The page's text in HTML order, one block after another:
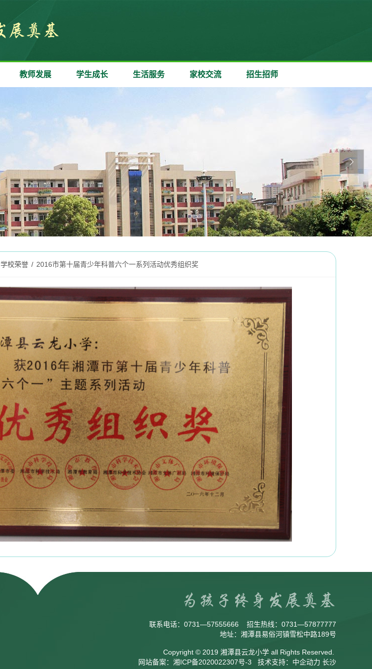
教师发展 学生成长 生活服务 家校交流 招生招师

学校荣誉 / 2016市第十届青少年科普六个一系列活动优秀组织奖
联系电话： 0731—57555666 招生热线： 0731—57877777
地址：湘潭县易俗河镇雪松中路189号
Copyright © 2019 湘潭县云龙小学 all Rights Reserved.
网站备案： 湘ICP备2020022307号-3 技术支持： 中企动力 长沙